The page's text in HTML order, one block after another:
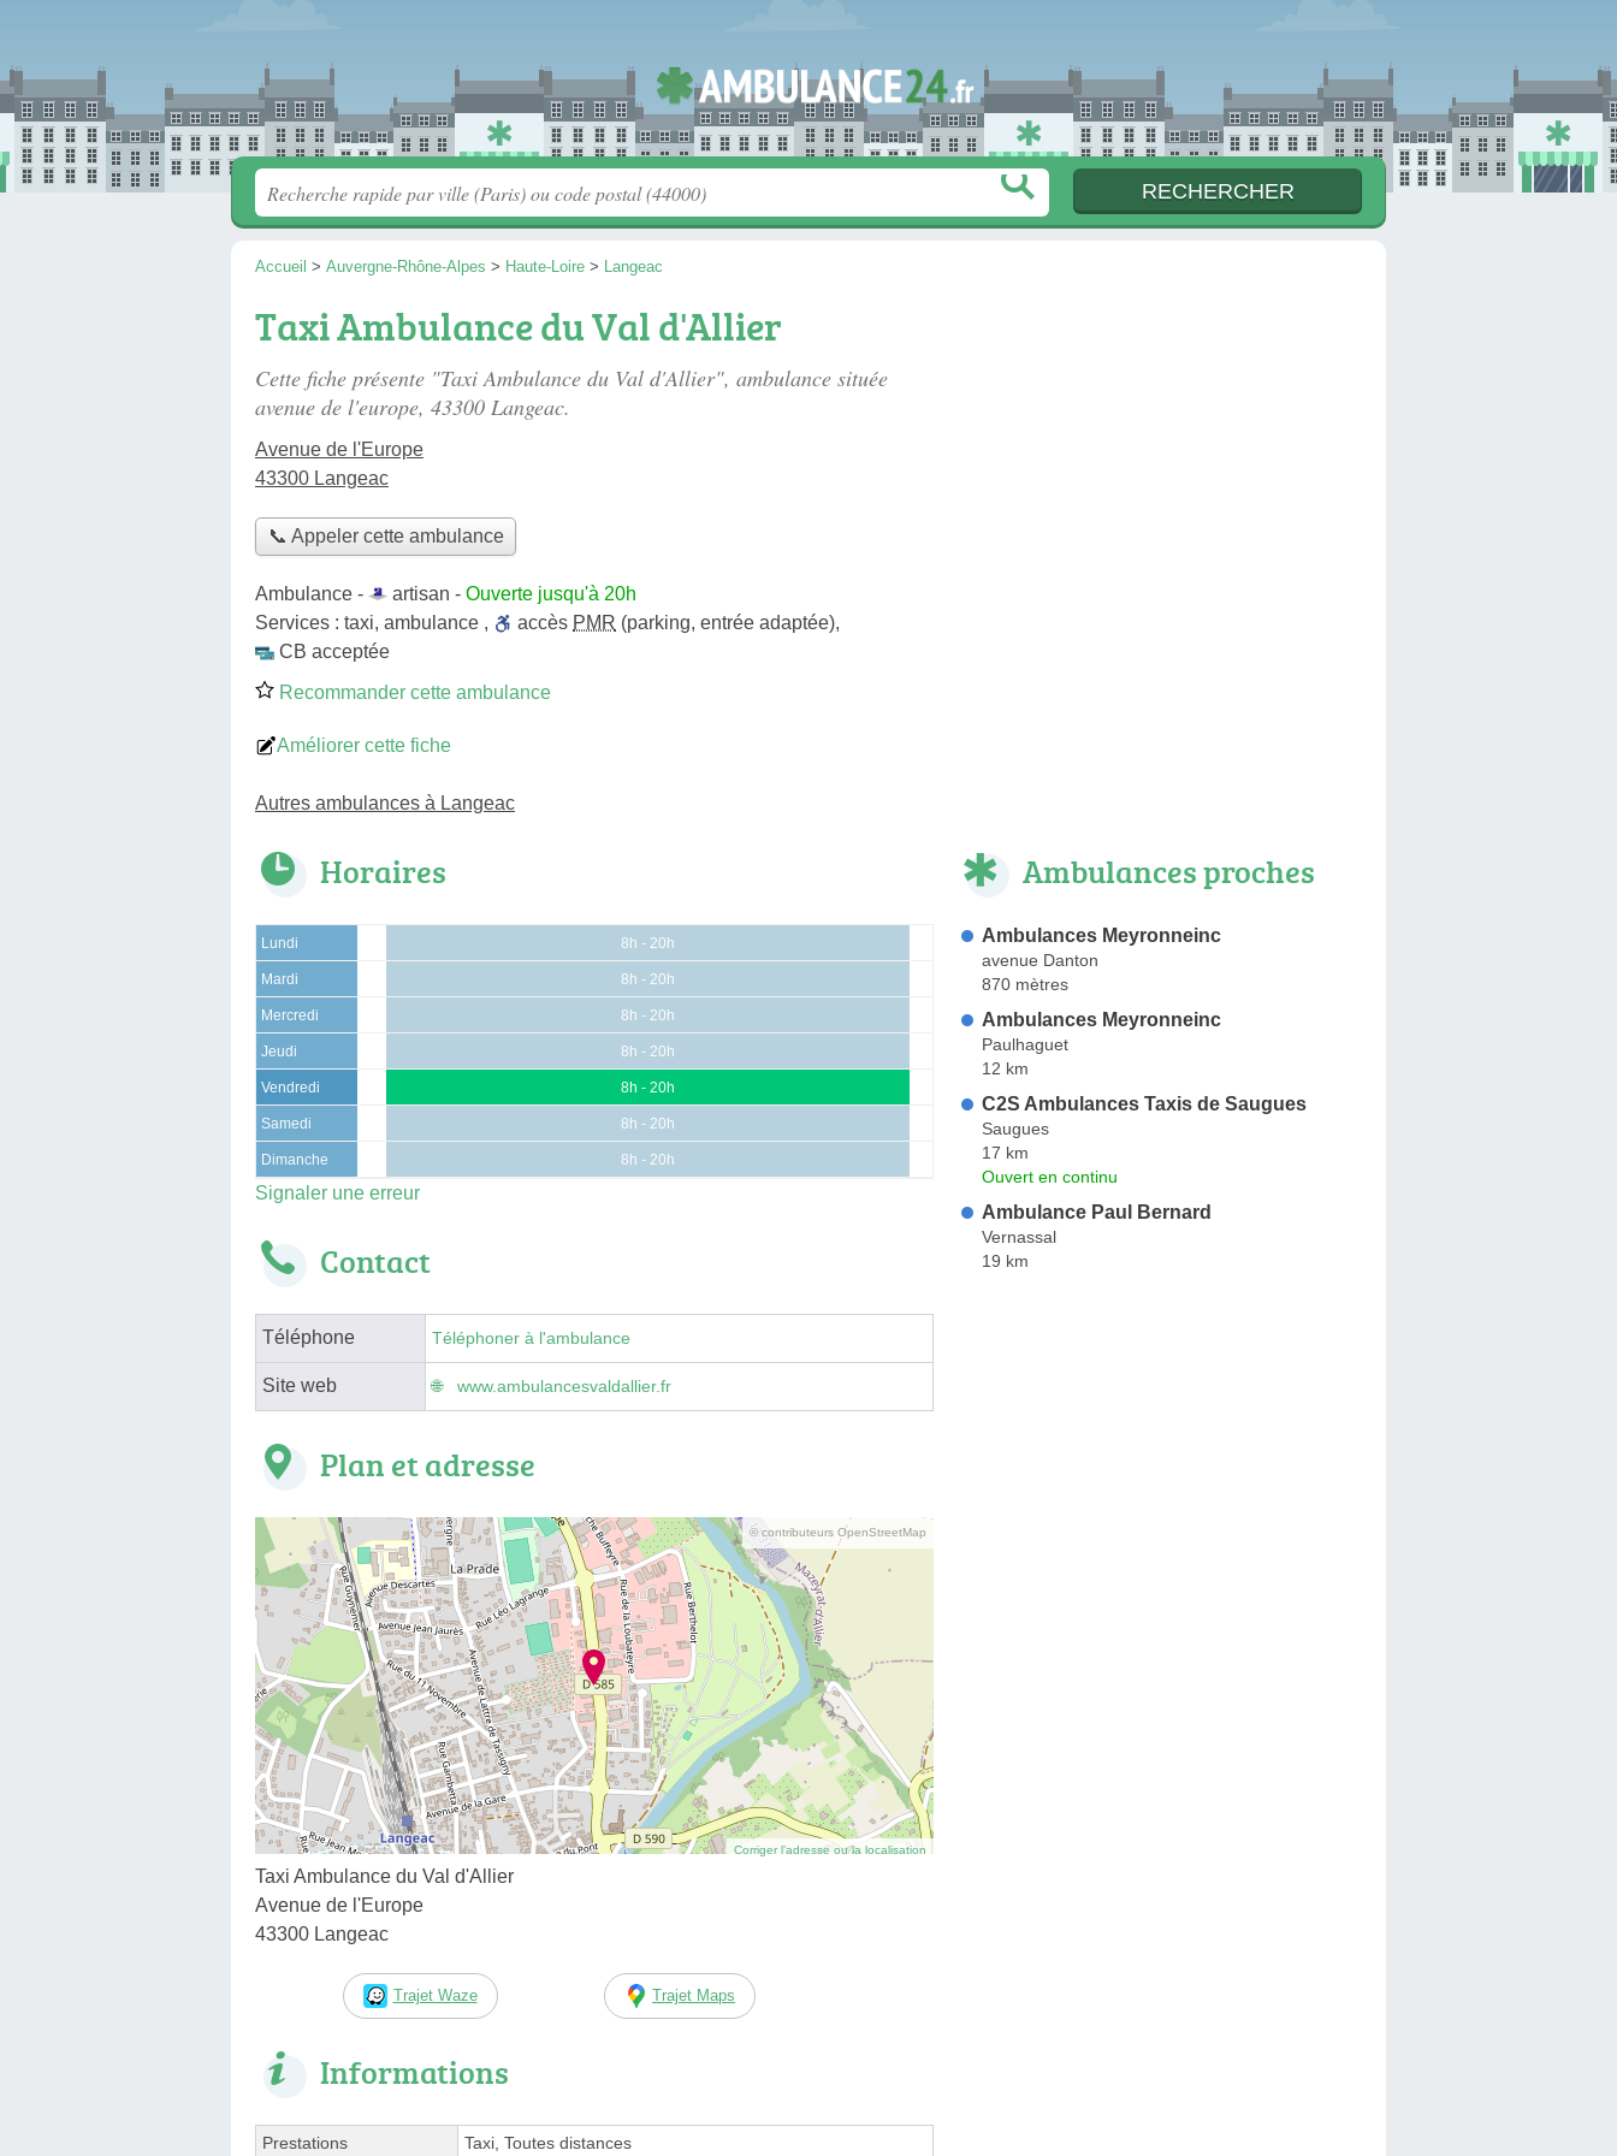
Accueil > Auvergne-Rhône-Alpes > Haute-Loire > Langeac
Taxi Ambulance du Val d'Allier
Cette fiche présente "Taxi Ambulance du Val d'Allier", ambulance située
avenue de l'europe, 43300 Langeac.
Avenue de l'Europe
43300 Langeac
📞 Appeler cette ambulance
Ambulance - artisan - Ouverte jusqu'à 20h
Services : taxi, ambulance , accès PMR (parking, entrée adaptée),
CB acceptée
Recommander cette ambulance
Améliorer cette fiche
Autres ambulances à Langeac
Horaires
Lundi 8h - 20h
Mardi 8h - 20h
Mercredi 8h - 20h
Jeudi 8h - 20h
Vendredi 8h - 20h
Samedi 8h - 20h
Dimanche 8h - 20h
Signaler une erreur
Contact
Téléphone Téléphoner à l'ambulance
Site web www.ambulancesvaldallier.fr
Plan et adresse
© contributeurs OpenStreetMap
Corriger l’adresse ou la localisation
Taxi Ambulance du Val d'Allier
Avenue de l'Europe
43300 Langeac
Trajet Waze Trajet Maps
Informations
Prestations Taxi, Toutes distances
Ambulances proches
Ambulances Meyronneinc
avenue Danton
870 mètres
Ambulances Meyronneinc
Paulhaguet
12 km
C2S Ambulances Taxis de Saugues
Saugues
17 km
Ouvert en continu
Ambulance Paul Bernard
Vernassal
19 km